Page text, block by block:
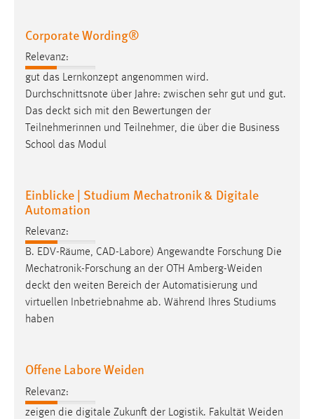
Corporate Wording®
Relevanz:
gut das Lernkonzept angenommen wird.
Durchschnittsnote über Jahre: zwischen sehr gut und gut.
Das deckt sich mit den Bewertungen der
Teilnehmerinnen und Teilnehmer, die über die Business
School das Modul
Einblicke | Studium Mechatronik & Digitale
Automation
Relevanz:
B. EDV-Räume, CAD-Labore) Angewandte Forschung Die
Mechatronik-Forschung an der OTH Amberg-Weiden
deckt den weiten Bereich der Automatisierung und
virtuellen Inbetriebnahme ab. Während Ihres Studiums
haben
Offene Labore Weiden
Relevanz:
zeigen die digitale Zukunft der Logistik. Fakultät Weiden